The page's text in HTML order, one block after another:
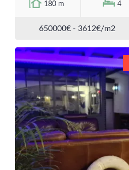
180 m 4
650000€ - 3612€/m2